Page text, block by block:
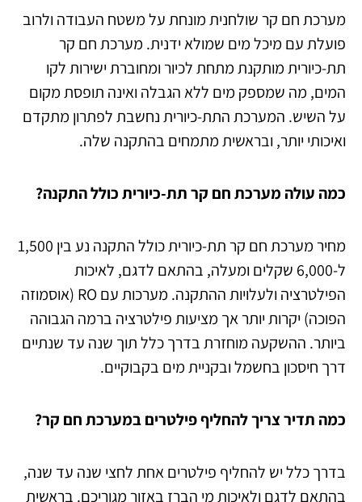
מערכת חם קר שולחנית מונחת על משטח העבודה ולרוב
פועלת עם מיכל מים שמולא ידנית. מערכת חם קר
תת-כיורית מותקנת מתחת לכיור ומחוברת ישירות לקו
המים, מה שמספק מים ללא הגבלה ואינה תופסת מקום
על השיש. המערכת התת-כיורית נחשבת לפתרון מתקדם
ואיכותי יותר, ובראשית מתמחים בהתקנה שלה.
כמה עולה מערכת חם קר תת-כיורית כולל התקנה?
מחיר מערכת חם קר תת-כיורית כולל התקנה נע בין 1,500
ל-6,000 שקלים ומעלה, בהתאם לדגם, לאיכות
הפילטרציה ולעלויות ההתקנה. מערכות עם RO (אוסמוזה
הפוכה) יקרות יותר אך מציעות פילטרציה ברמה הגבוהה
ביותר. ההשקעה מוחזרת בדרך כלל תוך שנה עד שנתיים
דרך חיסכון בחשמל ובקניית מים בקבוקיים.
כמה תדיר צריך להחליף פילטרים במערכת חם קר?
בדרך כלל יש להחליף פילטרים אחת לחצי שנה עד שנה,
בהתאם לדגם ולאיכות מי הברז באזור מגוריכם. בראשית